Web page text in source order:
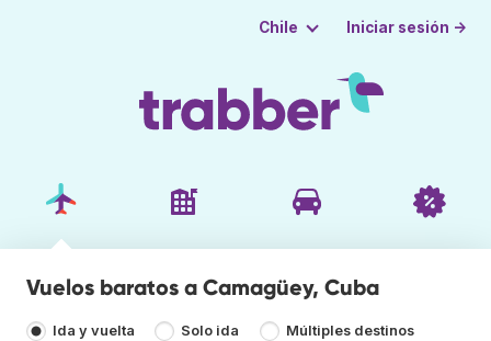
Chile Iniciar sesión →
Vuelos baratos a Camagüey, Cuba
Ida y vuelta Solo ida Múltiples destinos